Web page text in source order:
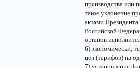
производства или
такое уклонение
актами
Российской
органов
6) экономически,
цен (тарифов) на
7) установление